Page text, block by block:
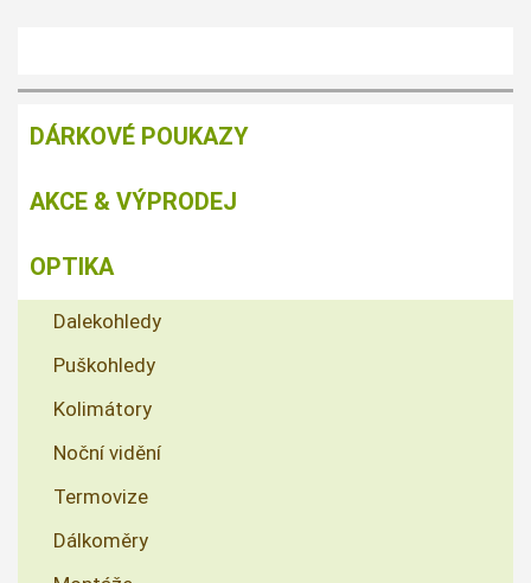
DÁRKOVÉ POUKAZY
AKCE & VÝPRODEJ
OPTIKA
Dalekohledy
Puškohledy
Kolimátory
Noční vidění
Termovize
Dálkoměry